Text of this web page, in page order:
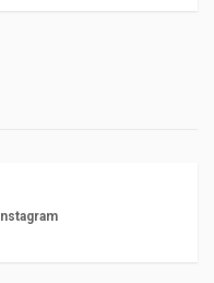
Instagram